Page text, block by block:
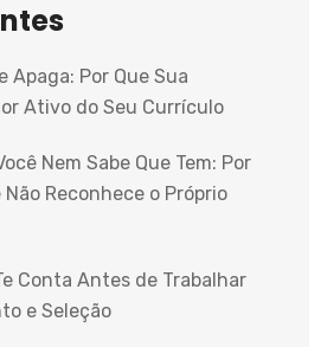
Apaga: Por Que Sua
Ativo do Seu Currículo
Nem Sabe Que Tem: Por
Reconhece o Próprio
Conta Antes de Trabalhar
e Seleção